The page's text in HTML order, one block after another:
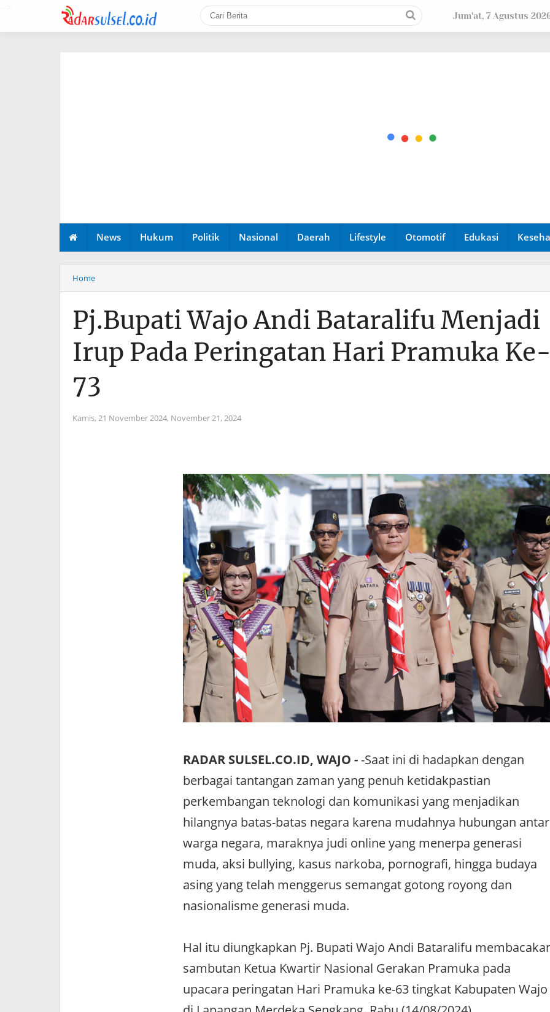
Jum'at, 7 Agustus
News Hukum Politik Nasional Daerah Lifestyle Otomotif Edukasi
Home
Pj.Bupati Wajo Andi Bataralifu Menjadi
Irup Pada Peringatan Hari Pramuka
73
Kamis, 21 November 2024, November 21, 2024
RADAR SULSEL.CO.ID, WAJO --Saat ini di hadapkan dengan
berbagai tantangan zaman yang penuh ketidakpastian
perkembangan teknologi dan komunikasi yang menjadikan
hilangnya batas-batas negara karena mudahnya hubungan antar
warga negara, maraknya judi online yang menerpa generasi
muda, aksi bullying, kasus narkoba, pornografi, hingga budaya
asing yang telah menggerus semangat gotong royong dan
nasionalisme generasi muda.
Hal itu diungkapkan Pj. Bupati Wajo Andi Bataralifu
sambutan Ketua Kwartir Nasional Gerakan Pramuka pada
upacara peringatan Hari Pramuka ke-63 tingkat Kabupaten Wajo